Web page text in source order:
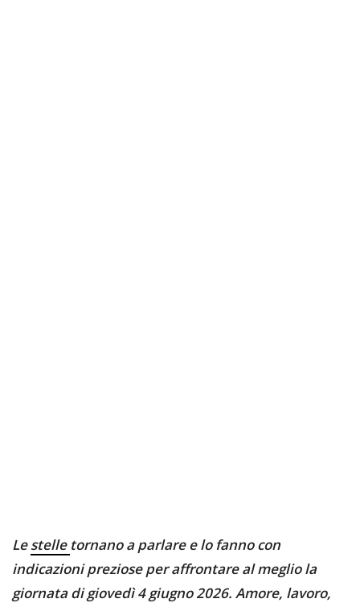
Lestelle tornano a parlare e lo fanno con
indicazioni preziose per affrontare al meglio la
giornata di giovedì 4 giugno 2026. Amore, lavoro,